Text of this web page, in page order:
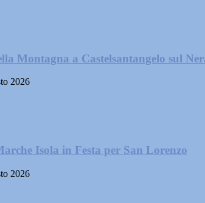
Montagna a Castelsantangelo sul
2026
Isola in Festa per San Lorenzo
2026